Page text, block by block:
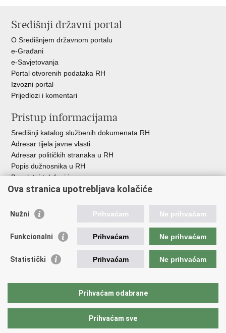
FacebookuTwitteru
Središnji državni portal
O Središnjem državnom portalu
e-Građani
e-Savjetovanja
Portal otvorenih podataka RH
Izvozni portal
Prijedlozi i komentari
Pristup informacijama
Središnji katalog službenih dokumenata RH
Adresar tijela javne vlasti
Adresar političkih stranaka u RH
Popis dužnosnika u RH
Besplatni telefoni javne uprave
Pozivi za žurnu pomoć
Važne poveznice
Pučka pravobraniteljica
Pravobraniteljica za osobe s invaliditetom
Europski institut za ravnopravnost spolova
Državni zavod za statistiku
Ova stranica upotrebljava kolačiće
Nužni Prihvaćam Ne prihvaćam
Funkcionalni Prihvaćam Ne prihvaćam
Statistički Prihvaćam Ne prihvaćam
Prihvaćam odabrane
Prihvaćam sve